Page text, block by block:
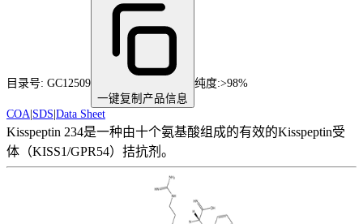
目录号: GC12509
一键复制产品信息
纯度:>98%
COA SDS Data Sheet
Kisspeptin 234是一种由十个氨基酸组成的有效的Kisspeptin受
体（KISS1/GPR54）拮抗剂。